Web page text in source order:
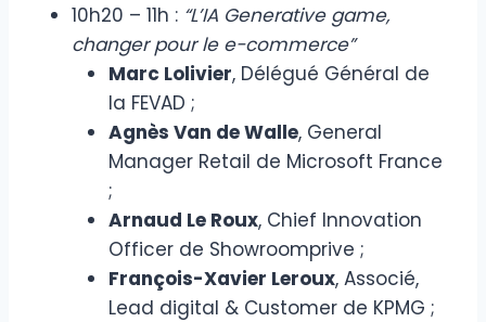
10h20 – 11h : “L’IA Generative game,
changer pour le e-commerce”
Marc Lolivier, Délégué Général de
la FEVAD ;
Agnès Van de Walle, General
Manager Retail de Microsoft France
;
Arnaud Le Roux, Chief Innovation
Officer de Showroomprive ;
François-Xavier Leroux, Associé,
Lead digital & Customer de KPMG ;